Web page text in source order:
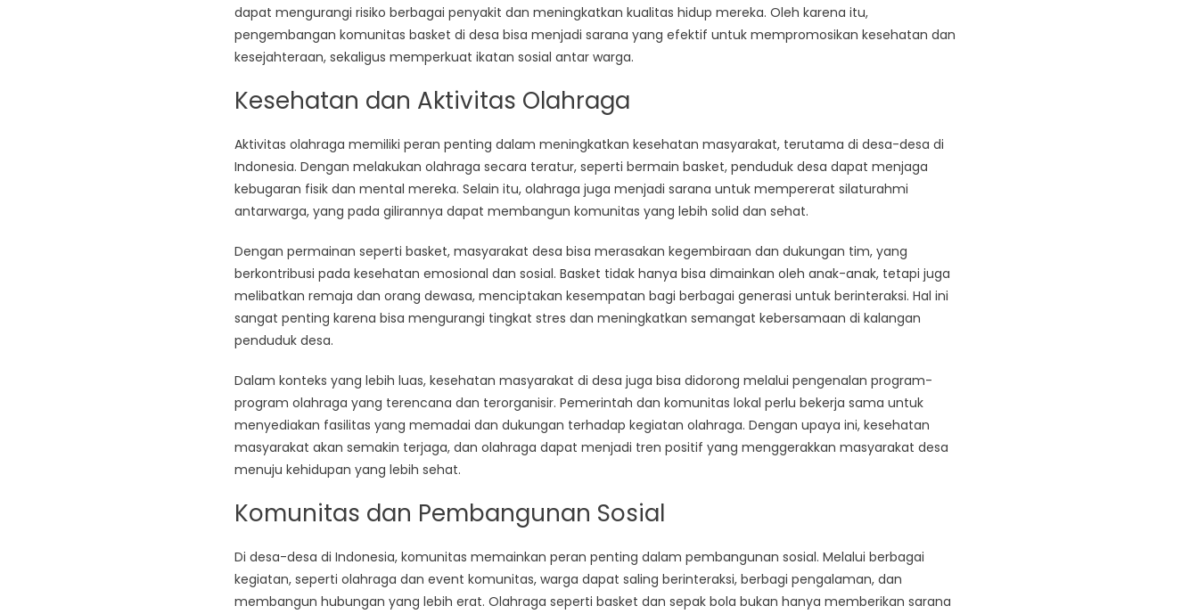
dapat mengurangi risiko berbagai penyakit dan meningkatkan kualitas hidup mereka. Oleh karena itu,
pengembangan komunitas basket di desa bisa menjadi sarana yang efektif untuk mempromosikan kesehatan dan
kesejahteraan, sekaligus memperkuat ikatan sosial antar warga.
Kesehatan dan Aktivitas Olahraga
Aktivitas olahraga memiliki peran penting dalam meningkatkan kesehatan masyarakat, terutama di desa-desa di
Indonesia. Dengan melakukan olahraga secara teratur, seperti bermain basket, penduduk desa dapat menjaga
kebugaran fisik dan mental mereka. Selain itu, olahraga juga menjadi sarana untuk mempererat silaturahmi
antarwarga, yang pada gilirannya dapat membangun komunitas yang lebih solid dan sehat.
Dengan permainan seperti basket, masyarakat desa bisa merasakan kegembiraan dan dukungan tim, yang
berkontribusi pada kesehatan emosional dan sosial. Basket tidak hanya bisa dimainkan oleh anak-anak, tetapi juga
melibatkan remaja dan orang dewasa, menciptakan kesempatan bagi berbagai generasi untuk berinteraksi. Hal ini
sangat penting karena bisa mengurangi tingkat stres dan meningkatkan semangat kebersamaan di kalangan
penduduk desa.
Dalam konteks yang lebih luas, kesehatan masyarakat di desa juga bisa didorong melalui pengenalan program-
program olahraga yang terencana dan terorganisir. Pemerintah dan komunitas lokal perlu bekerja sama untuk
menyediakan fasilitas yang memadai dan dukungan terhadap kegiatan olahraga. Dengan upaya ini, kesehatan
masyarakat akan semakin terjaga, dan olahraga dapat menjadi tren positif yang menggerakkan masyarakat desa
menuju kehidupan yang lebih sehat.
Komunitas dan Pembangunan Sosial
Di desa-desa di Indonesia, komunitas memainkan peran penting dalam pembangunan sosial. Melalui berbagai
kegiatan, seperti olahraga dan event komunitas, warga dapat saling berinteraksi, berbagi pengalaman, dan
membangun hubungan yang lebih erat. Olahraga seperti basket dan sepak bola bukan hanya memberikan sarana